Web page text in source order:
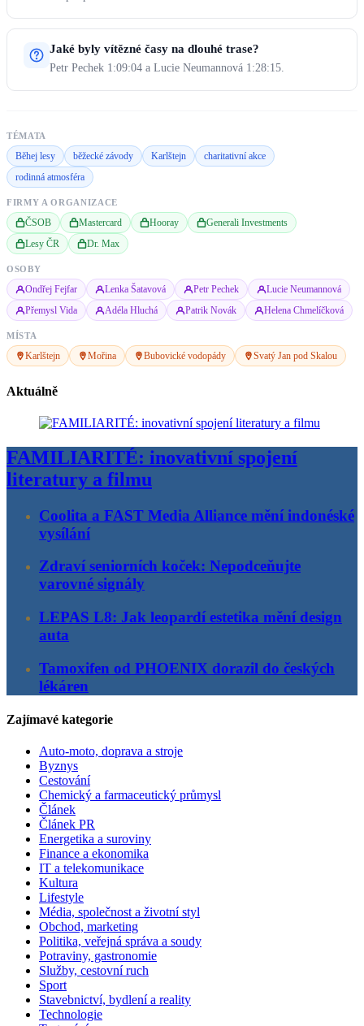
Jaké byly vítězné časy na dlouhé trase?
Petr Pechek 1:09:04 a Lucie Neumannová 1:28:15.
TÉMATA
Běhej lesy běžecké závody Karlštejn
charitativní akce
rodinná atmosféra
FIRMY A ORGANIZACE
ČSOB Mastercard Hooray
Generali Investments
Lesy ČR
Dr. Max
OSOBY
Ondřej Fejfar Lenka Šatavová Petr Pechek
Lucie Neumannová
Přemysl Vida
Adéla Hluchá Patrik Novák Helena Chmelíčková
MÍSTA
Karlštejn Mořina Bubovické vodopády Svatý Jan pod Skalou
Aktuálně
FAMILIARITÉ: inovativní spojení
literatury a filmu
Coolita a FAST Media Alliance mění indonéské
vysílání
Zdraví seniorních koček: Nepodceňujte
varovné signály
LEPAS L8: Jak leopardí estetika mění design
auta
Tamoxifen od PHOENIX dorazil do českých
lékáren
Zajímavé kategorie
Auto-moto, doprava a stroje
Byznys
Cestování
Chemický a farmaceutický průmysl
Článek
Článek PR
Energetika a suroviny
Finance a ekonomika
IT a telekomunikace
Kultura
Lifestyle
Média, společnost a životní styl
Obchod, marketing
Politika, veřejná správa a soudy
Potraviny, gastronomie
Služby, cestovní ruch
Sport
Stavebnictví, bydlení a reality
Technologie